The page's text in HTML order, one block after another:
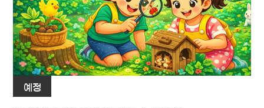
예정